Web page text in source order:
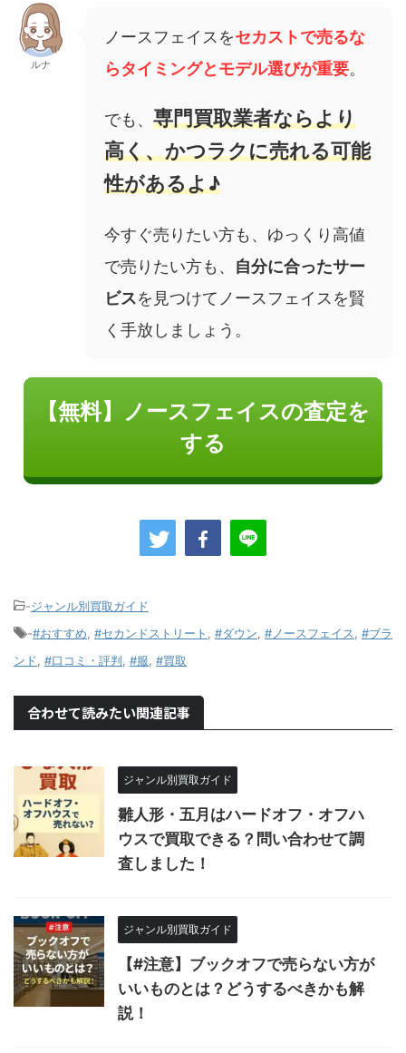
ルナ
ノースフェイスをセカストで売るな
らタイミングとモデル選びが重要。
でも、 専門買取業者ならより
高く、かつラクに売れる可能
性があるよ♪
今すぐ売りたい方も、ゆっくり高値
で売りたい方も、 自分に合ったサー
ビスを見つけてノースフェイスを賢
く手放しましょう。
【無料】ノースフェイスの査定を
する
-ジャンル別買取ガイド
-#おすすめ #セカンドストリート #ダウン #ノースフェイス
#ブラ
ンド #口コミ・評判 #服 #買取
合わせて読みたい関連記事
ジャンル別買取ガイド
雛人形・五月はハードオフ・オフハ
ウスで買取できる？問い合わせて調
査しました！
ジャンル別買取ガイド
【#注意】ブックオフで売らない方が
いいものとは？どうするべきかも解
説！